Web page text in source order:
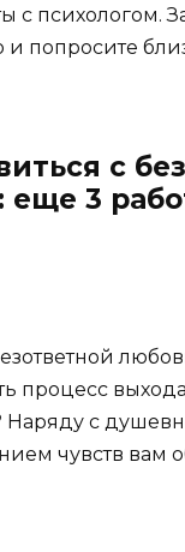
с психологом.
и попросите
с
еще 3
процесс
Наряду с
чувств вам